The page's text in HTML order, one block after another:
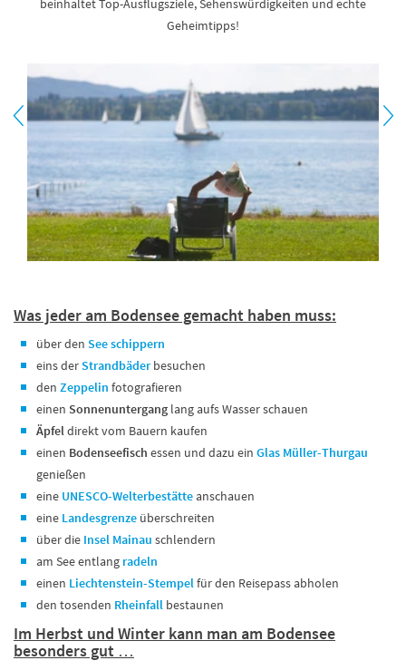
beinhaltet Top-Ausflugsziele, Sehenswürdigkeiten und echte
Geheimtipps!
Was jeder am Bodensee gemacht haben muss:
über den See schippern
eins derStrandbäder besuchen
den Zeppelin fotografieren
einen Sonnenuntergang lang aufs Wasser schauen
Äpfeldirekt vom Bauern kaufen
einen Bodenseefisch essen und dazu ein Glas Müller-Thurgau
genießen
eine UNESCO-Welterbestätteanschauen
eine Landesgrenze überschreiten
über die Insel Mainau schlendern
am See entlang radeln
einen Liechtenstein-Stempelfür den Reisepass abholen
den tosenden Rheinfall bestaunen
Im Herbst und Winter kann man am Bodensee
besonders gut …